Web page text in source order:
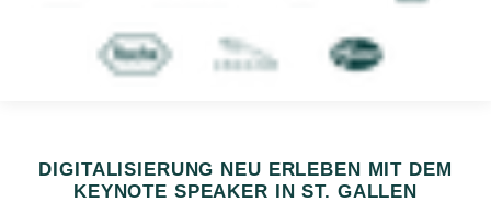
DIGITALISIERUNG NEU ERLEBEN MIT DEM
KEYNOTE SPEAKER IN ST. GALLEN